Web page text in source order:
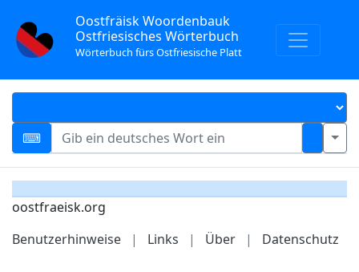
Oostfräisk Woordenbauk
Ostfriesisches Wörterbuch
Wörterbuch fürs Ostfriesische Platt
oostfraeisk.org
Benutzerhinweise
| Links | Über | Datenschutz